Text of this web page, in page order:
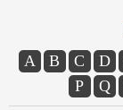
A B C D
P
Q